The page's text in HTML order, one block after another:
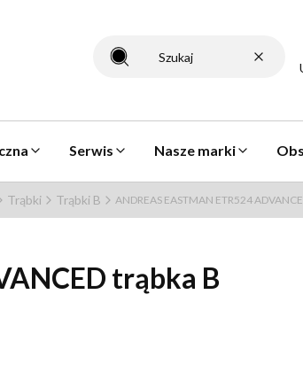
Szukaj
Serwis Nasze marki
Trąbki Trąbki B ANDREAS EASTMAN ETR524
trąbka B